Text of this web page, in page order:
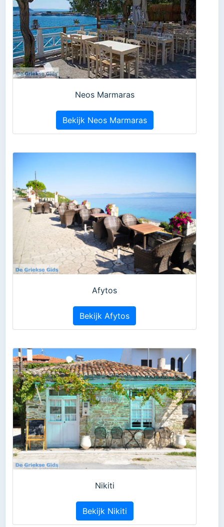
Neos Marmaras
Bekijk Neos Marmaras
Afytos
Bekijk Afytos
Nikiti
Bekijk Nikiti